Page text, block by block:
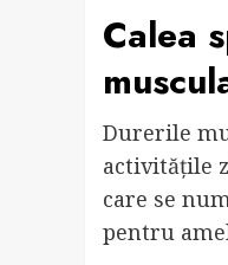
Calea
Durerile
activitățile
care se
pentru